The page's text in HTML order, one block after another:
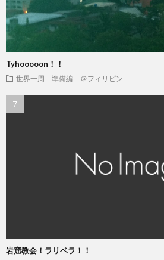
Tyhooooon！！
世界一周 準備編 ＠フィリピン
岩窟教会！ラリベラ！！